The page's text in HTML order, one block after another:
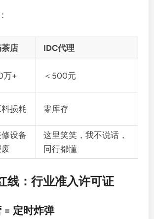
店 IDC代理
万+ ＜500元
料损耗 零库存
设备
这里笑笑，我不说话，
同行都懂
线：行业准入许可证
定时炸弹